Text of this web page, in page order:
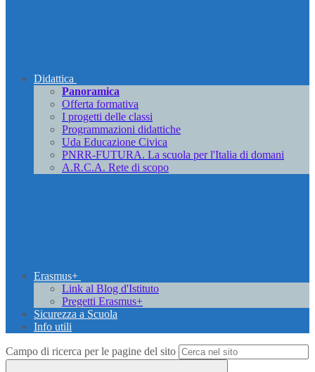
Didattica
Panoramica
Offerta formativa
I progetti delle classi
Programmazioni didattiche
Uda Educazione Civica
PNRR-FUTURA. La scuola per l'Italia di domani
A.R.C.A. Rete di scopo
Erasmus+
Link al Blog d'Istituto
Pregetti Erasmus+
Sicurezza a Scuola
Info utili
Campo di ricerca per le pagine del sito